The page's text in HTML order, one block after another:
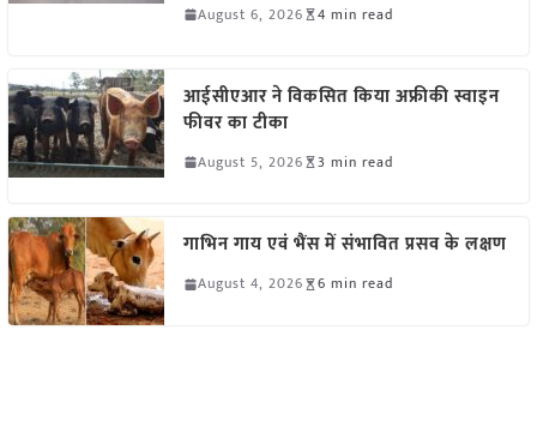
August 6, 2026 4 min read
आईसीएआर ने विकसित किया अफ्रीकी स्वाइन
फीवर का टीका
August 5, 2026 3 min read
गाभिन गाय एवं भैंस में संभावित प्रसव के लक्षण
August 4, 2026 6 min read